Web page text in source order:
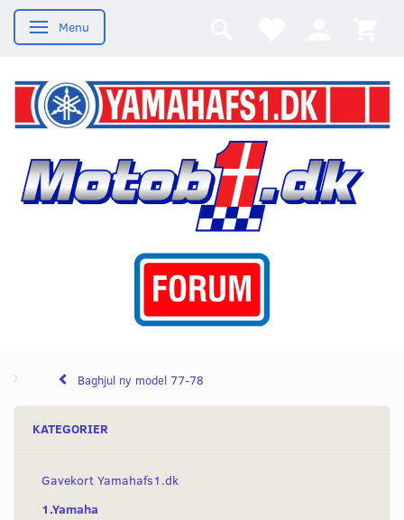
Skifte navigation
Menu
Baghjul ny model 77-78
KATEGORIER
Gavekort Yamahafs1.dk
1.Yamaha